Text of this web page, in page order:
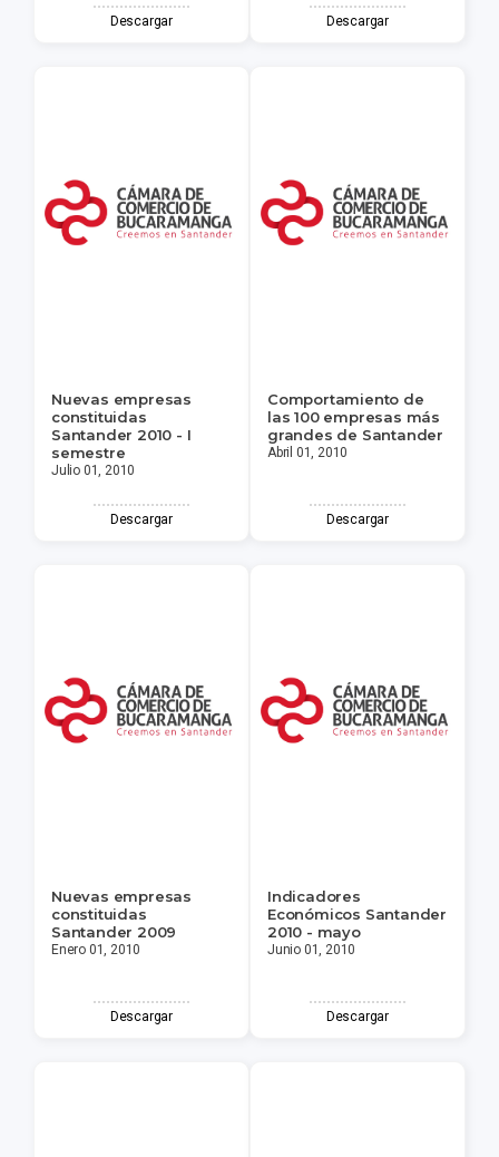
Descargar
Descargar
Nuevas empresas
constituidas
Santander 2010 - I
semestre
Julio 01, 2010
Descargar
Comportamiento de
las 100 empresas más
grandes de Santander
Abril 01, 2010
Descargar
Nuevas empresas
constituidas
Santander 2009
Enero 01, 2010
Descargar
Indicadores
Económicos Santander
2010 - mayo
Junio 01, 2010
Descargar